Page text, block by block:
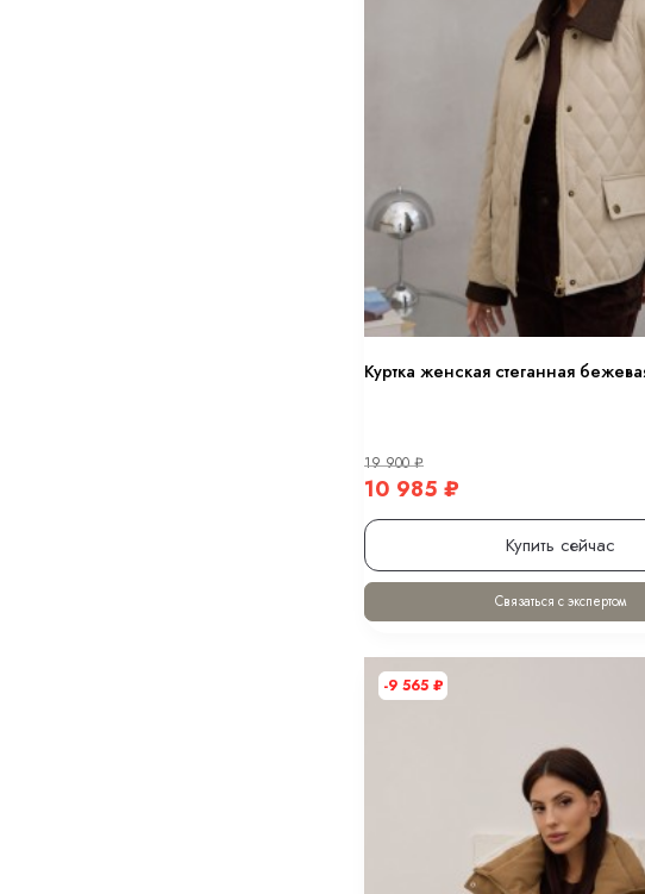
Куртка женская стеганная
19 900₽
10 985 ₽
Купить сейчас
Связаться с экспертом
-9 565 ₽